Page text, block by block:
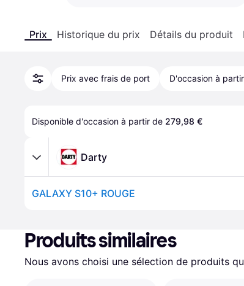
Prix Historique du prix Détails du produit
Prix avec frais de port D'occasion à
Disponible d'occasion à partir de 279,98 €
Darty
GALAXY S10+ ROUGE
Produits similaires
Nous avons choisi une sélection de produits